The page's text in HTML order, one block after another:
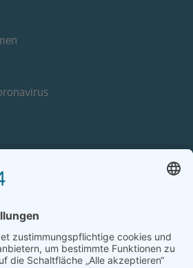
Mitgliederjournal
Handels
– Personal Award 2026